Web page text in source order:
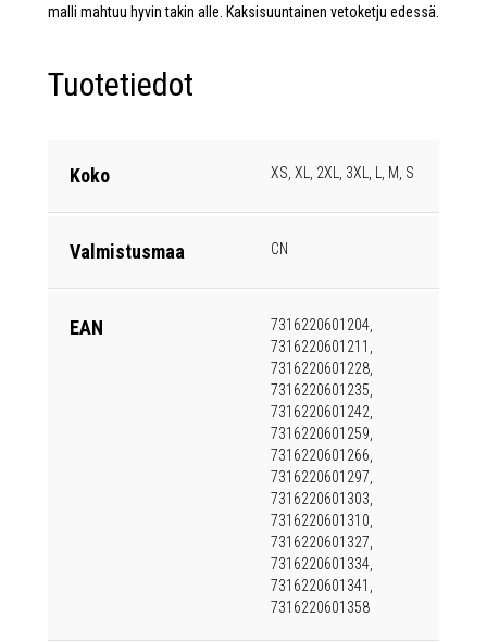
malli mahtuu hyvin takin alle. Kaksisuuntainen vetoketju edessä.
Tuotetiedot
Koko XS, XL, 2XL, 3XL, L, M, S
Valmistusmaa CN
EAN
7316220601204,
7316220601211,
7316220601228,
7316220601235,
7316220601242,
7316220601259,
7316220601266,
7316220601297,
7316220601303,
7316220601310,
7316220601327,
7316220601334,
7316220601341,
7316220601358